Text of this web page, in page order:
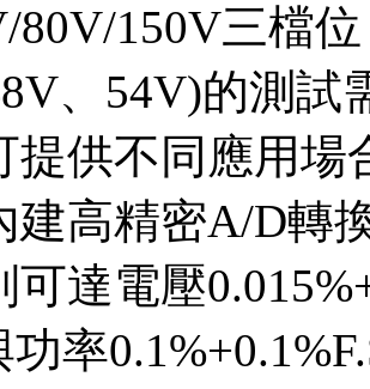
80V/150V三檔
、54V)的測試
提供不同應用場
建高精密A/D轉
可達電壓
功率